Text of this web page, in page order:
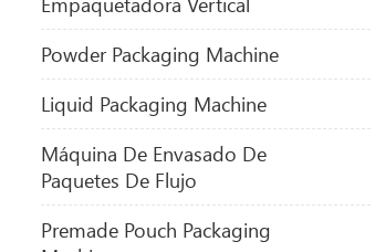
Powder Packaging Machine
Liquid Packaging Machine
Máquina De Envasado De
Paquetes De Flujo
Premade Pouch Packaging